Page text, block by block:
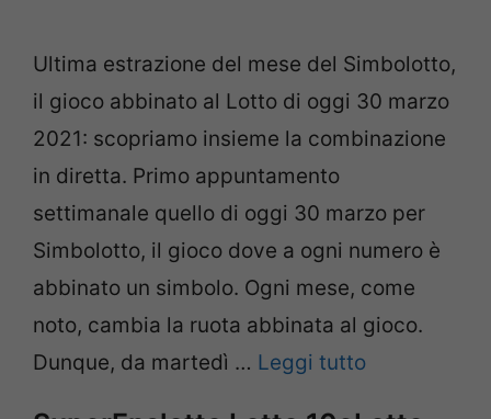
Ultima estrazione del mese del Simbolotto,
il gioco abbinato al Lotto di oggi 30 marzo
2021: scopriamo insieme la combinazione
in diretta. Primo appuntamento
settimanale quello di oggi 30 marzo per
Simbolotto, il gioco dove a ogni numero è
abbinato un simbolo. Ogni mese, come
noto, cambia la ruota abbinata al gioco.
Dunque, da martedì … Leggi tutto